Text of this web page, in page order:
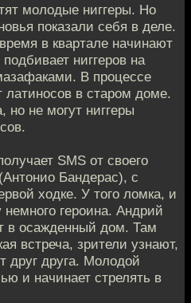
молодые ниггеры. Но
показали себя в деле.
в квартале начинают
ниггеров на
В процессе
в старом доме.
но не могут ниггеры
SMS от своего
Бандерас), с
ходке. У того ломка, и
героина. Андрий
в осажденный дом. Там
встреча, зрители узнают,
друг друга. Молодой
и начинает стрелять в